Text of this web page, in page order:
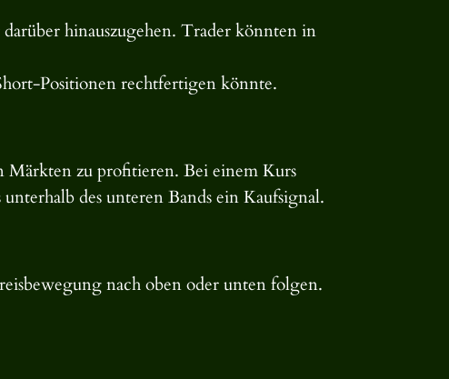
hinauszugehen. Trader könnten in
Positionen rechtfertigen könnte.
zu profitieren. Bei einem Kurs
des unteren Bands ein Kaufsignal.
nach oben oder unten folgen.